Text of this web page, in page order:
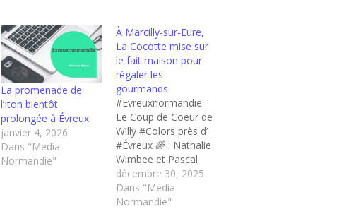
La promenade de
l’Iton bientôt
prolongée à Évreux
janvier 4, 2026
Dans "Media
Normandie"
À Marcilly-sur-Eure,
La Cocotte mise sur
le fait maison pour
régaler les
gourmands
#Evreuxnormandie -
Le Coup de Coeur de
Willy #Colors près d’
#Évreux 🌈 : Nathalie
Wimbee et Pascal
Roulot ont ouvert La
Cocotte à Marcilly-
sur-Eure, un
décembre 30, 2025
Dans "Media
Normandie"